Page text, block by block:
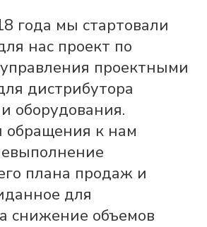
года мы стартовали
нас проект по
проектными
дистрибутора
оборудования.
обращения к нам
плана продаж и
для
снижение объемов